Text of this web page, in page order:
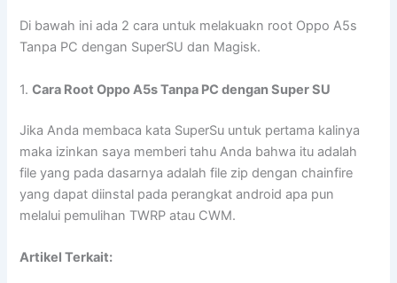
Di bawah ini ada 2 cara untuk melakuakn root Oppo A5s
Tanpa PC dengan SuperSU dan Magisk.
1.Cara Root Oppo A5s Tanpa PC dengan Super SU
Jika Anda membaca kata SuperSu untuk pertama kalinya
maka izinkan saya memberi tahu Anda bahwa itu adalah
file yang pada dasarnya adalah file zip dengan chainfire
yang dapat diinstal pada perangkat android apa pun
melalui pemulihan TWRP atau CWM.
Artikel Terkait: